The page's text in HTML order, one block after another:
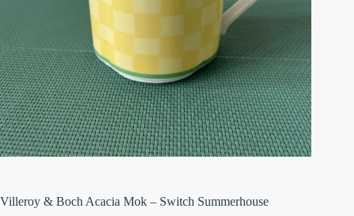
Villeroy & Boch Acacia Mok – Switch Summerhouse